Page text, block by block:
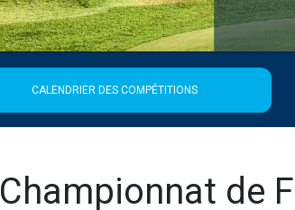
CALENDRIER DES COMPÉTITIONS
Championnat de